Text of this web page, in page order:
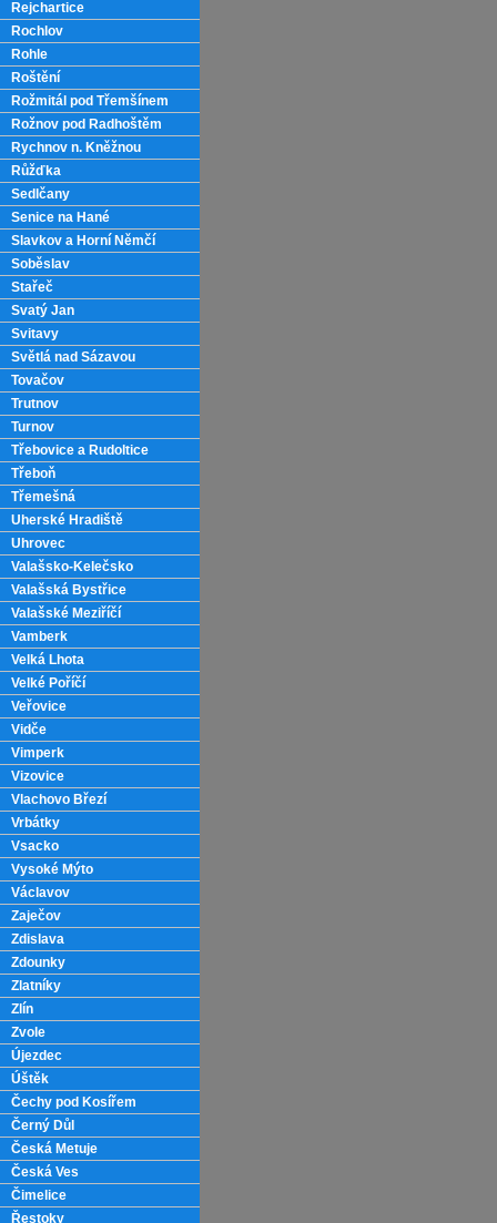
Rejchartice
Rochlov
Rohle
Roštění
Rožmitál pod Třemšínem
Rožnov pod Radhoštěm
Rychnov n. Kněžnou
Růžďka
Sedlčany
Senice na Hané
Slavkov a Horní Němčí
Soběslav
Stařeč
Svatý Jan
Svitavy
Světlá nad Sázavou
Tovačov
Trutnov
Turnov
Třebovice a Rudoltice
Třeboň
Třemešná
Uherské Hradiště
Uhrovec
Valašsko-Kelečsko
Valašská Bystřice
Valašské Meziříčí
Vamberk
Velká Lhota
Velké Poříčí
Veřovice
Vidče
Vimperk
Vizovice
Vlachovo Březí
Vrbátky
Vsacko
Vysoké Mýto
Václavov
Zaječov
Zdislava
Zdounky
Zlatníky
Zlín
Zvole
Újezdec
Úštěk
Čechy pod Kosířem
Černý Důl
Česká Metuje
Česká Ves
Čimelice
Řestoky